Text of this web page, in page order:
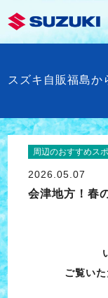
スズキ自販福島か
周辺のおすすめス
2026.05.07
会津地方！春
ご覧い